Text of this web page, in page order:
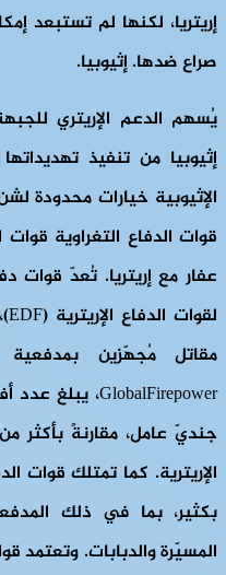
إريتريا، لكنها لم تستبعد
صراع ضدها. إثيوبيا.
يُسهم الدعم الإريتري
إثيوبيا من تنفيذ
الإثيوبية خيارات محدودة
قوات الدفاع التغراوية
مقاتل مُجهّزين بمدفعية
الإريترية. كما تمتلك قوات
بكثير، بما في ذلك
المسيّرة والدبابات. وتعتمد